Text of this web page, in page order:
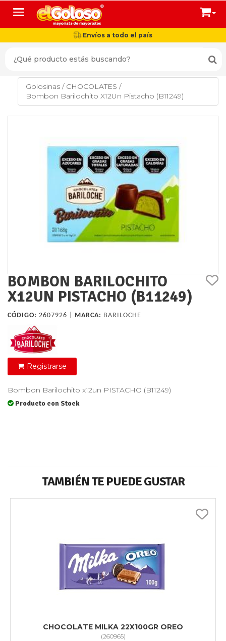
Toggle navigation
Envíos a todo el país
Golosinas / CHOCOLATES /
Bombon Barilochito X12Un Pistacho (B11249)
BOMBON BARILOCHITO
X12UN PISTACHO (B11249)
CÓDIGO: 2607926 | MARCA: BARILOCHE
Registrarse
Bombon Barilochito x12un PISTACHO (B11249)
Producto con Stock
TAMBIÉN TE PUEDE GUSTAR
CHOCOLATE MILKA 22X100GR OREO
(260965)